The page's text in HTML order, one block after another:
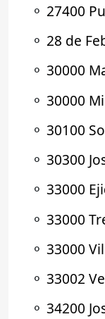
⚬ 27400
⚬ 28 de
⚬ 30000
⚬ 30000
⚬ 30100
⚬ 30300
⚬ 33000
⚬ 33000
⚬ 33000
⚬ 33002
⚬ 34200